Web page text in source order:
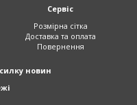
Сервіс
Розмірна сітка
Доставка та оплата
Повернення
новин